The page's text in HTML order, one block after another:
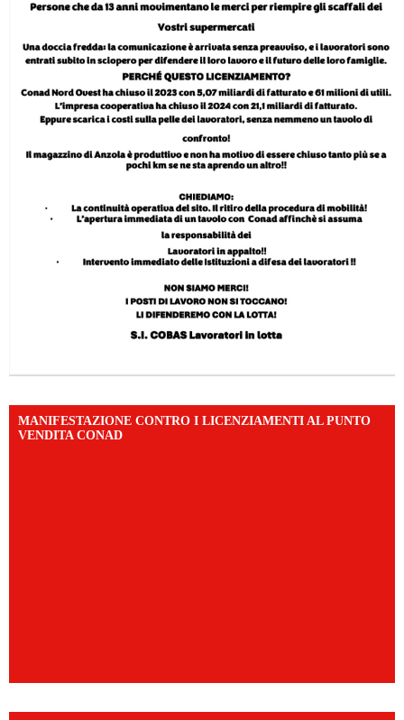
MANIFESTAZIONE CONTRO I LICENZIAMENTI AL PUNTO
VENDITA CONAD